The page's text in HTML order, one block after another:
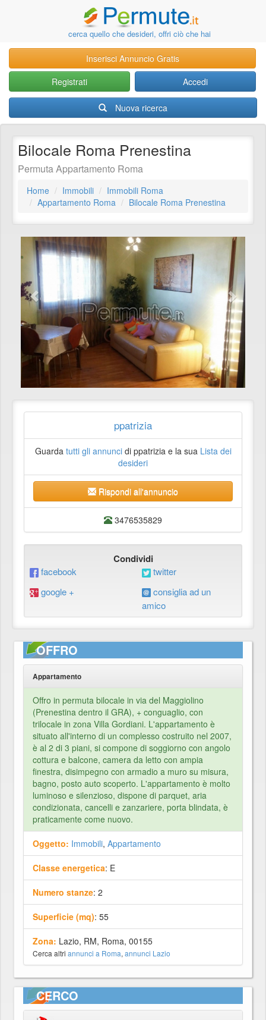
cerca quello che desideri, offri ciò che hai
Inserisci Annuncio Gratis
Registrati
Accedi
Nuova ricerca
Bilocale Roma Prenestina
Permuta Appartamento Roma
Home Immobili
Immobili Roma
Appartamento Roma
Bilocale Roma Prenestina
ppatrizia
Guarda tutti gli annuncidi ppatrizia e la sua Lista dei
desideri
Rispondi all'annuncio
3476535829
Condividi
facebook
twitter
google +
consiglia ad un
amico
OFFRO
Appartamento
Offro in permuta bilocale in via del Maggiolino
(Prenestina dentro il GRA), + conguaglio, con
trilocale in zona Villa Gordiani. L'appartamento è
situato all'interno di un complesso costruito nel 2007,
è al 2 di 3 piani, si compone di soggiorno con angolo
cottura e balcone, camera da letto con ampia
finestra, disimpegno con armadio a muro su misura,
bagno, posto auto scoperto. L'appartamento è molto
luminoso e silenzioso, dispone di parquet, aria
condizionata, cancelli e zanzariere, porta blindata, è
praticamente come nuovo.
Oggetto: Immobili, Appartamento
Classe energetica: E
Numero stanze: 2
Superficie (mq): 55
Zona: Lazio, RM, Roma, 00155
Cerca altri annunci a Roma, annunci Lazio
CERCO